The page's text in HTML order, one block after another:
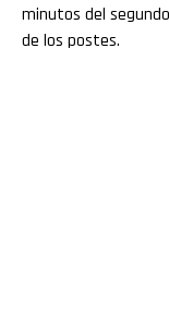
minutos del
de los postes.